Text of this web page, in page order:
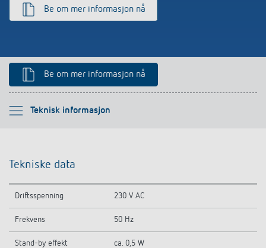
Be om mer informasjon nå
Be om mer informasjon nå
Teknisk informasjon
Vennligst velg
Tilbehør
Lignende produkter
Tekniske data
Driftsspenning 230 V AC
Frekvens 50 Hz
Stand-by effekt ca. 0,5 W